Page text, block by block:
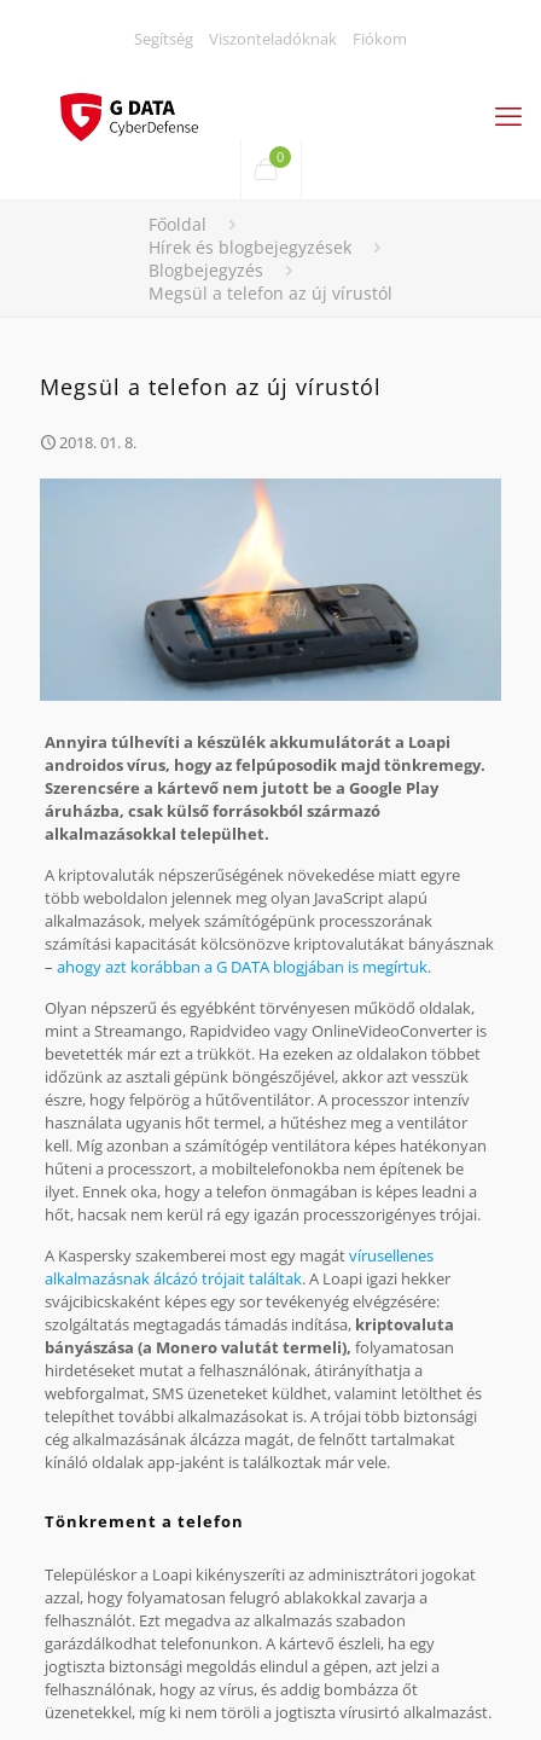
Segítség Viszonteladóknak Fiókom
0
Főoldal
Hírek és blogbejegyzések
Blogbejegyzés
Megsül a telefon az új vírustól
Megsül a telefon az új vírustól
2018. 01. 8.
Annyira túlhevíti a készülék akkumulátorát a Loapi
androidos vírus, hogy az felpúposodik majd tönkremegy.
Szerencsére a kártevő nem jutott be a Google Play
áruházba, csak külső forrásokból származó
alkalmazásokkal települhet.
A kriptovaluták népszerűségének növekedése miatt egyre
több weboldalon jelennek meg olyan JavaScript alapú
alkalmazások, melyek számítógépünk processzorának
számítási kapacitását kölcsönözve kriptovalutákat bányásznak
– ahogy azt korábban a G DATA blogjában is megírtuk.
Olyan népszerű és egyébként törvényesen működő oldalak,
mint a Streamango, Rapidvideo vagy OnlineVideoConverter is
bevetették már ezt a trükköt. Ha ezeken az oldalakon többet
időzünk az asztali gépünk böngészőjével, akkor azt vesszük
észre, hogy felpörög a hűtőventilátor. A processzor intenzív
használata ugyanis hőt termel, a hűtéshez meg a ventilátor
kell. Míg azonban a számítógép ventilátora képes hatékonyan
hűteni a processzort, a mobiltelefonokba nem építenek be
ilyet. Ennek oka, hogy a telefon önmagában is képes leadni a
hőt, hacsak nem kerül rá egy igazán processzorigényes trójai.
A Kaspersky szakemberei most egy magátvírusellenes
alkalmazásnak álcázó trójait találtak. A Loapi igazi hekker
svájcibicskaként képes egy sor tevékenyég elvégzésére:
szolgáltatás megtagadás támadás indítása, kriptovaluta
bányászása (a Monero valutát termeli), folyamatosan
hirdetéseket mutat a felhasználónak, átirányíthatja a
webforgalmat, SMS üzeneteket küldhet, valamint letölthet és
telepíthet további alkalmazásokat is. A trójai több biztonsági
cég alkalmazásának álcázza magát, de felnőtt tartalmakat
kínáló oldalak app-jaként is találkoztak már vele.
Tönkrement a telefon
Településkor a Loapi kikényszeríti az adminisztrátori jogokat
azzal, hogy folyamatosan felugró ablakokkal zavarja a
felhasználót. Ezt megadva az alkalmazás szabadon
garázdálkodhat telefonunkon. A kártevő észleli, ha egy
jogtiszta biztonsági megoldás elindul a gépen, azt jelzi a
felhasználónak, hogy az vírus, és addig bombázza őt
üzenetekkel, míg ki nem töröli a jogtiszta vírusirtó alkalmazást.